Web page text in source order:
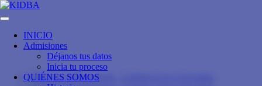
INICIO
Admisiones
Déjanos tus datos
Inicia tu proceso
QUIÉNES SOMOS